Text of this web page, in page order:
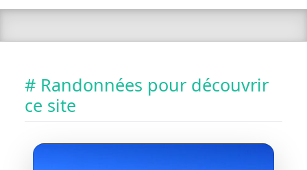
# Randonnées pour découvrir
ce site